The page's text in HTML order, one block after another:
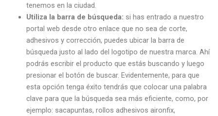
tenemos en la ciudad.
Utiliza la barra de búsqueda: si has entrado a nuestro
portal web desde otro enlace que no sea de corte,
adhesivos y corrección, puedes ubicar la barra de
búsqueda justo al lado del logotipo de nuestra marca. Ahí
podrás escribir el producto que estás buscando y luego
presionar el botón de buscar. Evidentemente, para que
esta opción tenga éxito tendrás que colocar una palabra
clave para que la búsqueda sea más eficiente, como, por
ejemplo: sacapuntas, rollos adhesivos aironfix,